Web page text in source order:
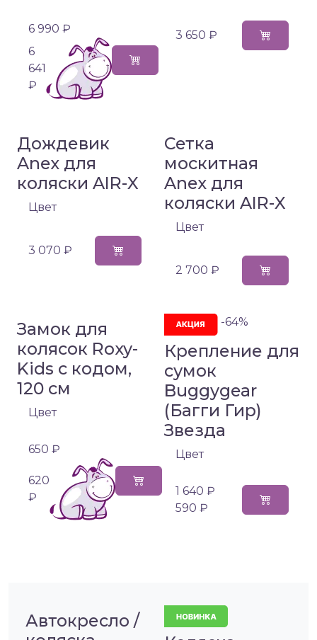
6 990 ₽
6
641
₽
3 650 ₽
Дождевик
Anex для
коляски AIR-X
Цвет
3 070 ₽
Сетка
москитная
Anex для
коляски AIR-X
Цвет
2 700 ₽
Замок для
колясок Roxy-
Kids с кодом,
120 см
Цвет
650 ₽
620
₽
-64%
Крепление для
сумок
Buggygear
(Багги Гир)
Звезда
Цвет
1 640 ₽
590 ₽
Автокресло /